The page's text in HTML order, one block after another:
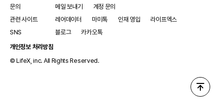
문의
메일 보내기
계정 문의
관련 사이트
레어데이터 마미톡 인재 영입
라이프엑스
SNS
블로그
카카오톡
개인정보 처리방침
© LifeX, inc. All Rights Reserved.